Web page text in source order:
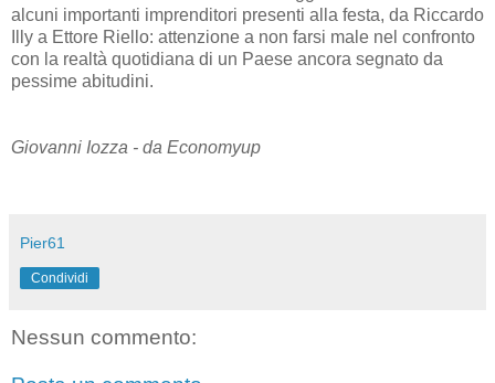
alcuni importanti imprenditori presenti alla festa, da Riccardo
Illy a Ettore Riello: attenzione a non farsi male nel confronto
con la realtà quotidiana di un Paese ancora segnato da
pessime abitudini.
Giovanni Iozza - da Economyup
Pier61
Condividi
Nessun commento: